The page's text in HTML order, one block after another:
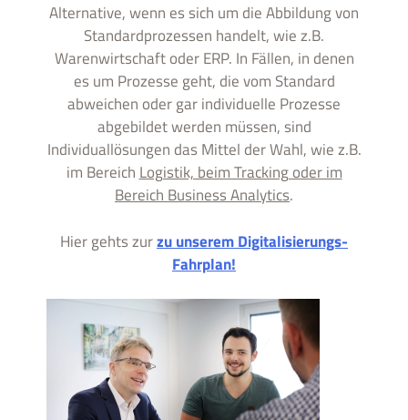
Alternative, wenn es sich um die Abbildung von
Standardprozessen handelt, wie z.B.
Warenwirtschaft oder ERP. In Fällen, in denen
es um Prozesse geht, die vom Standard
abweichen oder gar individuelle Prozesse
abgebildet werden müssen, sind
Individuallösungen das Mittel der Wahl, wie z.B.
im Bereich Logistik, beim Tracking oder im
Bereich Business Analytics.
Hier gehts zurzu unserem Digitalisierungs-
Fahrplan!